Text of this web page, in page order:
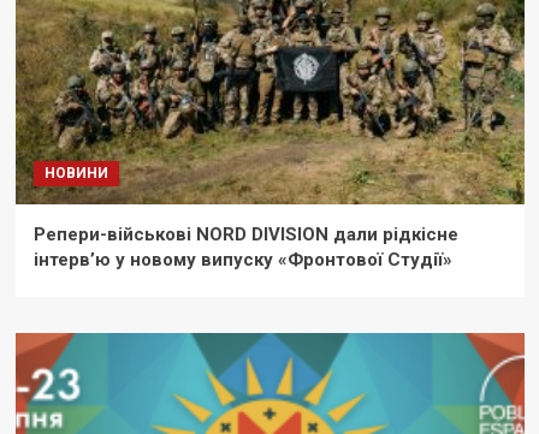
НОВИНИ
Репери-військові NORD DIVISION дали рідкісне
інтерв’ю у новому випуску «Фронтової Студії»